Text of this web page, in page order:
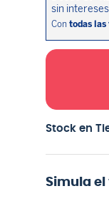
Stock en
Simula el